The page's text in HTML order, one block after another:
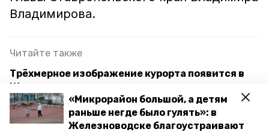
«Микрорайон большой, а детям
раньше негде было гулять»: в
Железноводске благоустраивают
Владимирова.
Читайте также
Трёхмерное изображение курорта появится в
Железноводске
Цена на наружную рекламу в Железноводске
выросла в 80 раз в 2023 году